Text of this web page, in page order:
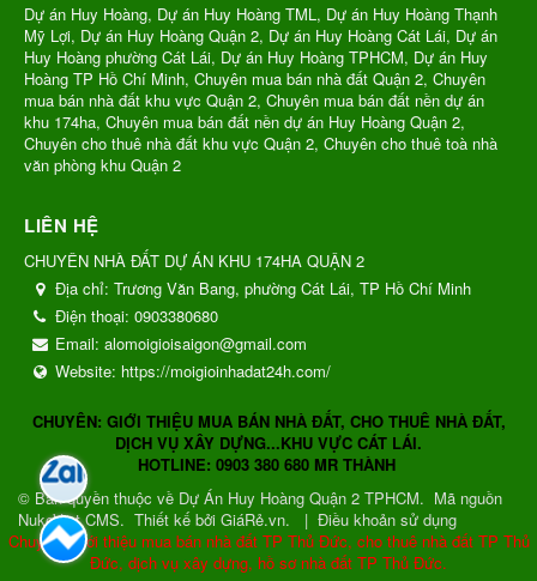
Dự án Huy Hoàng, Dự án Huy Hoàng TML, Dự án Huy Hoàng Thạnh
Mỹ Lợi, Dự án Huy Hoàng Quận 2, Dự án Huy Hoàng Cát Lái, Dự án
Huy Hoàng phường Cát Lái, Dự án Huy Hoàng TPHCM, Dự án Huy
Hoàng TP Hồ Chí Minh, Chuyên mua bán nhà đất Quận 2, Chuyên
mua bán nhà đất khu vực Quận 2, Chuyên mua bán đất nền dự án
khu 174ha, Chuyên mua bán đất nền dự án Huy Hoàng Quận 2,
Chuyên cho thuê nhà đất khu vực Quận 2, Chuyên cho thuê toà nhà
văn phòng khu Quận 2
LIÊN HỆ
CHUYÊN NHÀ ĐẤT DỰ ÁN KHU 174HA QUẬN 2
Địa chỉ: Trương Văn Bang, phường Cát Lái, TP Hồ Chí Minh
Điện thoại: 0903380680
Email: alomoigioisaigon@gmail.com
Website: https://moigioinhadat24h.com/
CHUYÊN: GIỚI THIỆU MUA BÁN NHÀ ĐẤT, CHO THUÊ NHÀ ĐẤT,
DỊCH VỤ XÂY DỰNG...KHU VỰC CÁT LÁI.
HOTLINE: 0903 380 680 MR THÀNH
© Bản quyền thuộc về Dự Án Huy Hoàng Quận 2 TPHCM. Mã nguồn
NukeViet CMS. Thiết kế bởi GiáRẻ.vn. | Điều khoản sử dụng
Chuyên: Giới thiệu mua bán nhà đất TP Thủ Đức, cho thuê nhà đất TP Thủ
Đức, dịch vụ xây dựng, hồ sơ nhà đất TP Thủ Đức.